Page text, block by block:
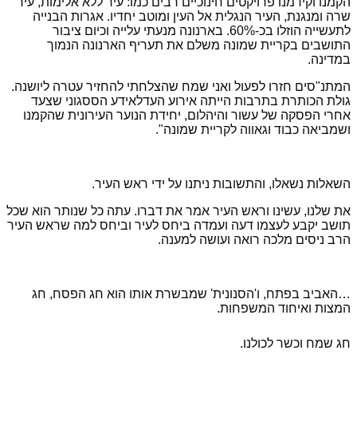
שרה ומנגנת, העיר הנגלית אל העין ומוטב יחדיו. אגרות הבנייה
לתעשייה הוזלו בכ-60%. בארנונה מנעתי עלייה וכיום ציבור
התושבים בקריית שמונה משלם את תעריף הארנונה הנמוך
במדינה.
המתנ"סים חזרו לפעול ואני שמח שהצלחתי להחזיר עטרה ליושנה.
גולת הכותרת בתרבות הייתה אירוע העדלאידע הססגוני שצעד
אחרי הפסקה של עשור והיהלום, יחידת הנוער העירונית שהקמנו
ושמביאה כבוד וגאווה לקריית שמונה".
השאלות נשאלו, והתשובות ניתנו על ידי ראש העיר.
את שלנו, עשינו וראש העיר אמר את דברו. עתה כל שנותר הוא שכל
תושב יקבע לעצמו דעה ועמדה ביחס לעיר וביחס למה שראש העיר
הרב ניסים מלכה רואה ועושה למענה.
…האביב בפתח, ו'הסנונית' שמבשרת אותו הוא חג הפסח, חג
המצות ואיחוד המשפחות.
חג שמח וכשר לכולנו.